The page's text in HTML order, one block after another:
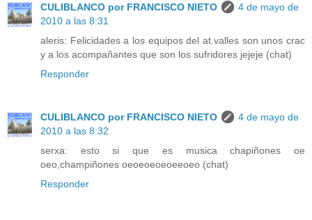
CULIBLANCO por FRANCISCO NIETO
4 de mayo de
2010 a las 8:31
aleris: Felicidades a los equipos del at.valles son unos crac
y a los acompañantes que son los sufridores jejeje (chat)
Responder
CULIBLANCO por FRANCISCO NIETO
4 de mayo de
2010 a las 8:32
serxa: esto si que es musica chapiñones oe
oeo,champiñones oeoeoeoeoeeoeo (chat)
Responder